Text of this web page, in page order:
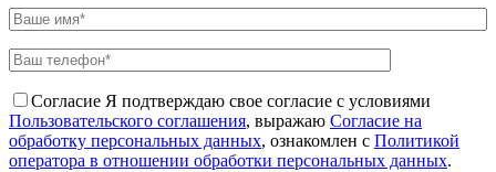
Согласие Я подтверждаю свое согласие с условиями
Пользовательского соглашения, выражаю Согласие на
обработку персональных данных, ознакомлен с Политикой
оператора в отношении обработки персональных данных.